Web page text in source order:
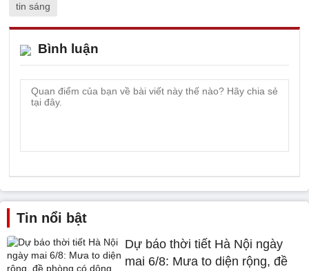
tin sáng
Bình luận
Tin nổi bật
Dự báo thời tiết Hà Nội ngày
mai 6/8: Mưa to diện rộng, đề